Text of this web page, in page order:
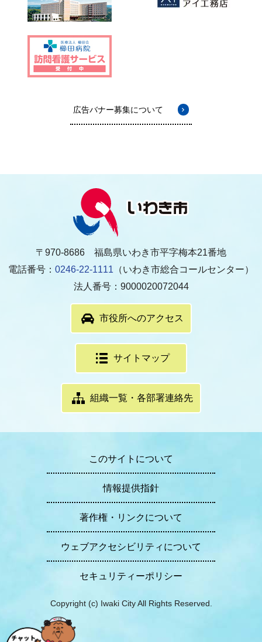
広告バナー募集について
〒970-8686 福島県いわき市平字梅本21番地
電話番号： 0246-22-1111 （いわき市総合コールセンター）
法人番号：9000020072044
市役所へのアクセス
サイトマップ
組織一覧・各部署連絡先
このサイトについて
情報提供指針
著作権・リンクについて
ウェブアクセシビリティについて
セキュリティーポリシー
Copyright (c) Iwaki City All Rights Reserved.